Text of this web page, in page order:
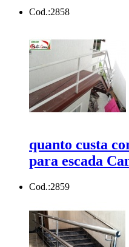
Cod.:2858
quanto custa
para escada
Cod.:2859